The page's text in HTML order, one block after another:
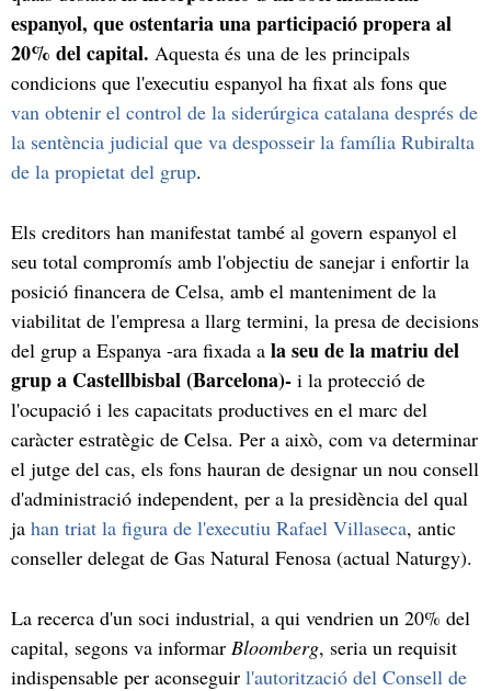
espanyol, que ostentaria una participació propera al
20% del capital. Aquesta és una de les principals
condicions que l'executiu espanyol ha fixat als fons que
van obtenir el control de la siderúrgica catalana després de
la sentència judicial que va desposseir la família Rubiralta
de la propietat del grup.
Els creditors han manifestat també al govern espanyol el
seu total compromís amb l'objectiu de sanejar i enfortir la
posició financera de Celsa, amb el manteniment de la
viabilitat de l'empresa a llarg termini, la presa de decisions
del grup a Espanya -ara fixada a la seu de la matriu del
grup a Castellbisbal (Barcelona)- i la protecció de
l'ocupació i les capacitats productives en el marc del
caràcter estratègic de Celsa. Per a això, com va determinar
el jutge del cas, els fons hauran de designar un nou consell
d'administració independent, per a la presidència del qual
ja han triat la figura de l'executiu Rafael Villaseca, antic
conseller delegat de Gas Natural Fenosa (actual Naturgy).
La recerca d'un soci industrial, a qui vendrien un 20% del
capital, segons va informar Bloomberg, seria un requisit
indispensable per aconseguir l'autorització del Consell de